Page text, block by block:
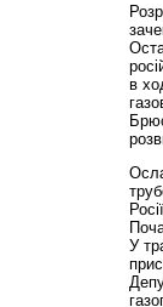
в
У